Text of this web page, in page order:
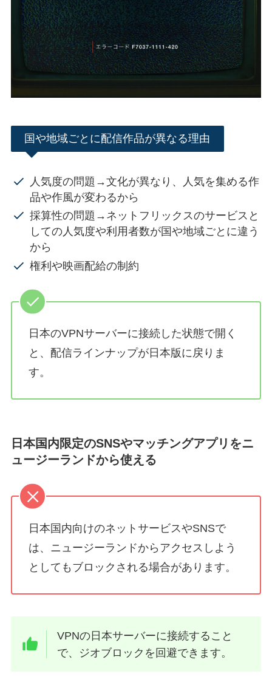
国や地域ごとに配信作品が異なる理由
人気度の問題→文化が異なり、人気を集める作
品や作風が変わるから
採算性の問題→ネットフリックスのサービスと
しての人気度や利用者数が国や地域ごとに違う
から
権利や映画配給の制約
日本のVPNサーバーに接続した状態で開く
と、配信ラインナップが日本版に戻りま
す。
日本国内限定のSNSやマッチングアプリをニ
ュージーランドから使える
日本国内向けのネットサービスやSNSで
は、ニュージーランドからアクセスしよう
としてもブロックされる場合があります。
VPNの日本サーバーに接続すること
で、ジオブロックを回避できます。